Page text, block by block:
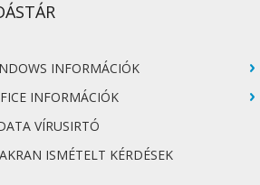
INFORMÁCIÓK
INFORMÁCIÓK
VÍRUSIRTÓ
ISMÉTELT KÉRDÉSEK